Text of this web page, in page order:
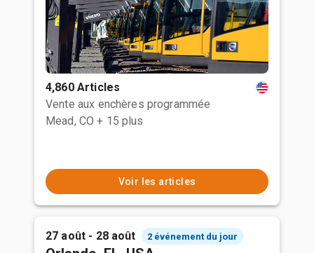
4,860 Articles
Vente aux enchères programmée
Mead, CO + 15 plus
Voir les articles
27 août - 28 août 2 événement du jour